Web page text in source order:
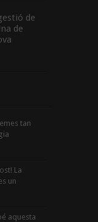
de
de
tan
La
un
aquesta